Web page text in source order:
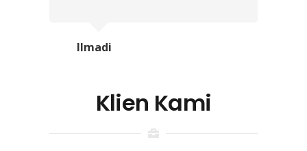
Ilmadi
Klien Kami